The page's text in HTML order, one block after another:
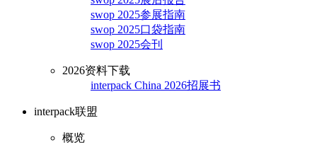
swop 2025参展指南
swop 2025口袋指南
swop 2025会刊
2026资料下载
interpack China 2026招展书
interpack联盟
概览